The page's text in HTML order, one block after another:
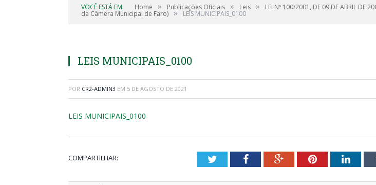
VOCÊ ESTÁ EM: Home » Publicações Oficiais » Leis » LEI Nº 100/2001, DE 09 DE ABRIL
da Câmera Municipal de Faro) » LEIS MUNICIPAIS_0100
LEIS MUNICIPAIS_0100
POR CR2-ADMIN3 EM 5 DE AGOSTO DE 2021
LEIS MUNICIPAIS_0100
COMPARTILHAR: TwitterFacebookGoogle+Pinterest